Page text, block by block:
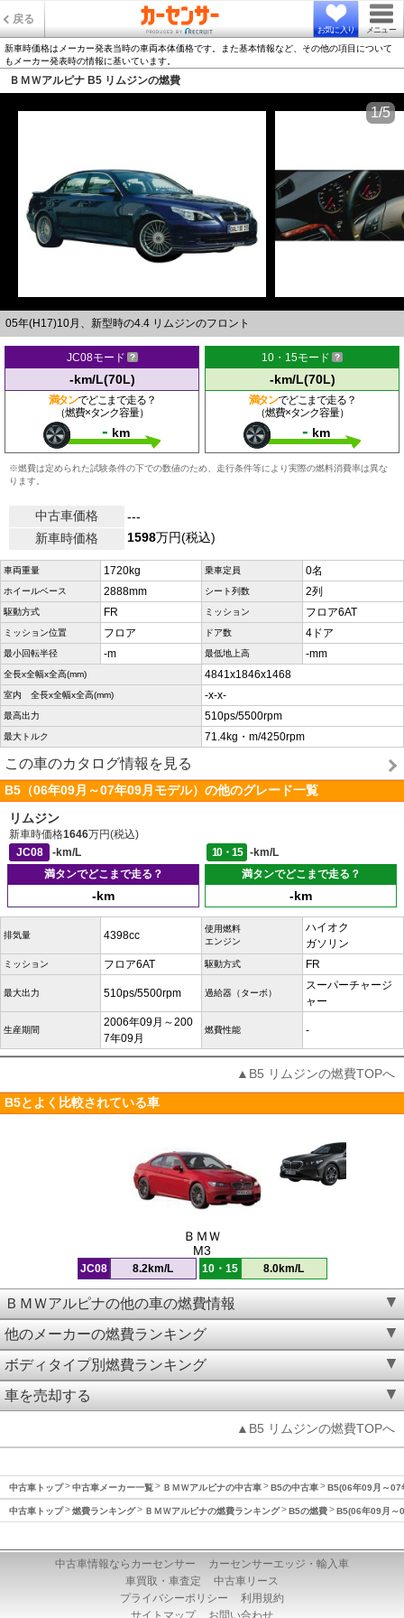
戻る
お気に入り メニュー
新車時価格はメーカー発表当時の車両本体価格です。また基本情報など、その他の項目について
もメーカー発表時の情報に基いています。
ＢＭＷアルピナ B5 リムジンの燃費
05年(H17)10月、新型時の4.4 リムジンのフロント
1/5
JC08モード
-km/L(70L)
満タンでどこまで走る？
（燃費×タンク容量）
- km
10・15モード
-km/L(70L)
満タンでどこまで走る？
（燃費×タンク容量）
- km
※燃費は定められた試験条件の下での数値のため、走行条件等により実際の燃料消費率は異な
ります。
中古車価格
---
新車時価格
1598万円(税込)
車両重量 1720kg 乗車定員 0名
ホイールベース 2888mm シート列数 2列
駆動方式 FR ミッション フロア6AT
ミッション位置 フロア ドア数 4ドア
最小回転半径 -m 最低地上高 -mm
全長x全幅x全高(mm) 4841x1846x1468
室内 全長x全幅x全高(mm) -x-x-
最高出力 510ps/5500rpm
最大トルク 71.4kg・m/4250rpm
この車のカタログ情報を見る
B5（06年09月～07年09月モデル）の他のグレード一覧
リムジン
新車時価格1646万円(税込)
JC08
-km/L 10・15
-km/L
満タンでどこまで走る？
-km
満タンでどこまで走る？
-km
排気量 4398cc
使用燃料
エンジン
ハイオク
ガソリン
ミッション フロア6AT 駆動方式 FR
最大出力 510ps/5500rpm 過給器（ターボ）
スーパーチャージ
ャー
生産期間
2006年09月～200
7年09月
燃費性能 -
▲B5 リムジンの燃費TOPへ
B5とよく比較されている車
ＢＭＷ
M3
JC08 8.2km/L 10・15 8.0km/L
ＢＭＷアルピナの他の車の燃費情報
他のメーカーの燃費ランキング
ボディタイプ別燃費ランキング
車を売却する
▲B5 リムジンの燃費TOPへ
中古車トップ 中古車メーカー一覧 ＢＭＷアルピナの中古車 B5の中古車 B5(06年09月～07
中古車トップ 燃費ランキング ＢＭＷアルピナの燃費ランキング B5の燃費 B5(06年09月～
中古車情報ならカーセンサー
カーセンサーエッジ・輸入車
車買取・車査定
中古車リース
プライバシーポリシー
利用規約
サイトマップ
お問い合わせ